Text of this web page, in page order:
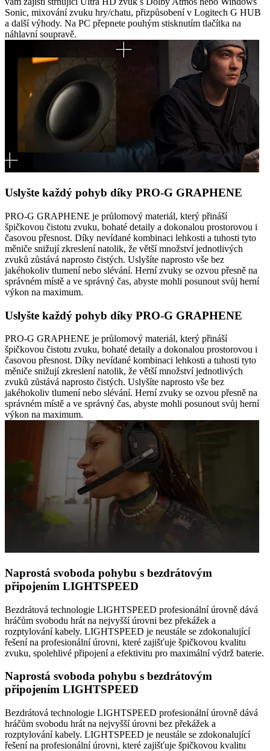
Sonic, mixování zvuku hry/chatu, přizpůsobení v Logitech G HUB
a další výhody. Na PC přepnete pouhým stisknutím tlačítka na
náhlavní soupravě.
Uslyšte každý pohyb díky PRO-G GRAPHENE
PRO-G GRAPHENE je průlomový materiál, který přináší
špičkovou čistotu zvuku, bohaté detaily a dokonalou prostorovou i
časovou přesnost. Díky nevídané kombinaci lehkosti a tuhosti tyto
měniče snižují zkreslení natolik, že větší množství jednotlivých
zvuků zůstává naprosto čistých. Uslyšíte naprosto vše bez
jakéhokoliv tlumení nebo slévání. Herní zvuky se ozvou přesně na
správném místě a ve správný čas, abyste mohli posunout svůj herní
výkon na maximum.
Uslyšte každý pohyb díky PRO-G GRAPHENE
PRO-G GRAPHENE je průlomový materiál, který přináší
špičkovou čistotu zvuku, bohaté detaily a dokonalou prostorovou i
časovou přesnost. Díky nevídané kombinaci lehkosti a tuhosti tyto
měniče snižují zkreslení natolik, že větší množství jednotlivých
zvuků zůstává naprosto čistých. Uslyšíte naprosto vše bez
jakéhokoliv tlumení nebo slévání. Herní zvuky se ozvou přesně na
správném místě a ve správný čas, abyste mohli posunout svůj herní
výkon na maximum.
Naprostá svoboda pohybu s bezdrátovým
připojením LIGHTSPEED
Bezdrátová technologie LIGHTSPEED profesionální úrovně dává
hráčům svobodu hrát na nejvyšší úrovni bez překážek a
rozptylování kabely. LIGHTSPEED je neustále se zdokonalující
řešení na profesionální úrovni, které zajišťuje špičkovou kvalitu
zvuku, spolehlivé připojení a efektivitu pro maximální výdrž baterie.
Naprostá svoboda pohybu s bezdrátovým
připojením LIGHTSPEED
Bezdrátová technologie LIGHTSPEED profesionální úrovně dává
hráčům svobodu hrát na nejvyšší úrovni bez překážek a
rozptylování kabely. LIGHTSPEED je neustále se zdokonalující
řešení na profesionální úrovni, které zajišťuje špičkovou kvalitu